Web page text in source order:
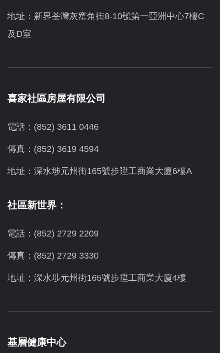
地址：新界荃灣灰窰角街8-10號第一亞洲中心7樓C
及D室
喜家社區房屋有限公司
電話：(852) 3611 0446
傳真：(852) 3619 4594
地址： 深水埗元州街165號步陞工商業大廈6樓A
社區新世界：
電話：(852) 2729 2209
傳真：(852) 2729 3330
地址：深水埗元州街165號步陞工商業大廈4樓
基層健康中心